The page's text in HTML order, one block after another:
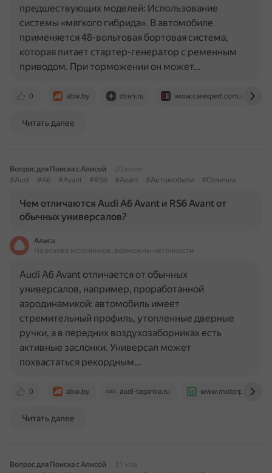
0 abw.by dzen.ru www.carexpert.com.au
предшествующих моделей: Использование
системы «мягкого гибрида». В автомобиле
применяется 48-вольтовая бортовая система,
которая питает стартер-генератор с ременным
приводом. При торможении он может…
Читать далее
Вопрос для Поиска с Алисой
20 июня
#Audi
#A6 #Avant #RS6 #Avant #Автомобили #Отличия
Чем отличаются Audi A6 Avant и RS6 Avant от
обычных универсалов?
Алиса
На основе источников, возможны неточности
0 abw.by audi-taganka.ru www.motorpage.ru
Audi A6 Avant отличается от обычных
универсалов, например, проработанной
аэродинамикой: автомобиль имеет
стремительный профиль, утопленные дверные
ручки, а в передних воздухозаборниках есть
активные заслонки. Универсал может
похвастаться рекордным…
Читать далее
Вопрос для Поиска с Алисой
31 мая